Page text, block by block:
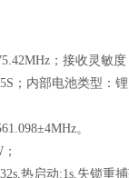
；接收灵敏度
；内部电池类型：锂
。
启动:1s,失锁重捕